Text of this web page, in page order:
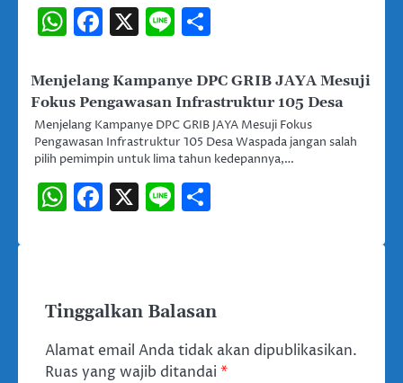
WhatsApp
Facebook
X Line
Menjelang Kampanye DPC GRIB JAYA Mesuji
Fokus Pengawasan Infrastruktur 105 Desa
Menjelang Kampanye DPC GRIB JAYA Mesuji Fokus
Pengawasan Infrastruktur 105 Desa Waspada jangan salah
pilih pemimpin untuk lima tahun kedepannya,…
WhatsApp
Facebook
X Line
Tinggalkan Balasan
Alamat email Anda tidak akan dipublikasikan.
Ruas yang wajib ditandai *